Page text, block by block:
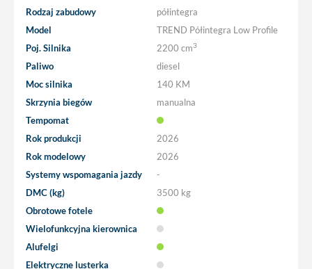
Rodzaj zabudowy
półintegra
Model
TREND Półintegra Low Profile
Poj. Silnika
2200 cm3
Paliwo
diesel
Moc silnika
140 KM
Skrzynia biegów
manualna
Tempomat
Rok produkcji
2026
Rok modelowy
2026
Systemy wspomagania jazdy
-
DMC (kg)
3500 kg
Obrotowe fotele
Wielofunkcyjna kierownica
Alufelgi
Elektryczne lusterka